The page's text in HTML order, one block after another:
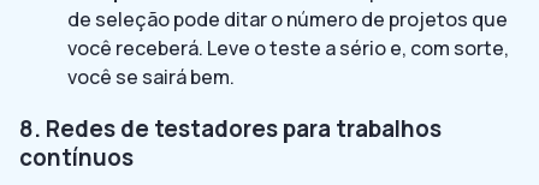
de seleção pode ditar o número de projetos que
você receberá. Leve o teste a sério e, com sorte,
você se sairá bem.
8. Redes de testadores para trabalhos
contínuos